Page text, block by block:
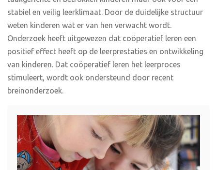
stabiel en veilig leerklimaat. Door de duidelijke structuur
weten kinderen wat er van hen verwacht wordt.
Onderzoek heeft uitgewezen dat coöperatief leren een
positief effect heeft op de leerprestaties en ontwikkeling
van kinderen. Dat coöperatief leren het leerproces
stimuleert, wordt ook ondersteund door recent
breinonderzoek.